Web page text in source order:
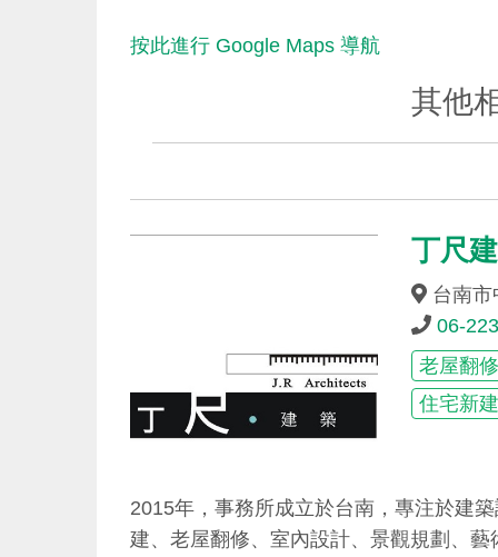
按此進行 Google Maps 導航
其他
丁尺
台南市
06-
老屋翻
住宅新
2015年，事務所成立於台南，專注於建
建、老屋翻修、室內設計、景觀規劃、